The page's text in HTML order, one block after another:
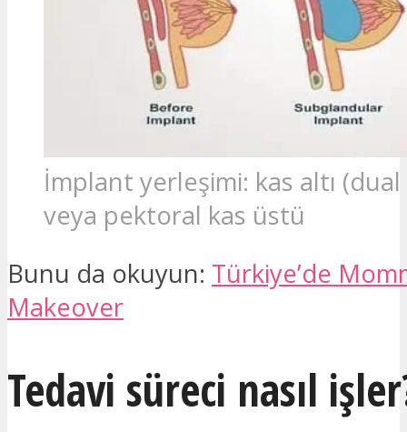
İmplant yerleşimi: kas altı
veya pektoral kas üstü
Bunu da okuyun: Türkiye’de
Makeover
Tedavi süreci nasıl